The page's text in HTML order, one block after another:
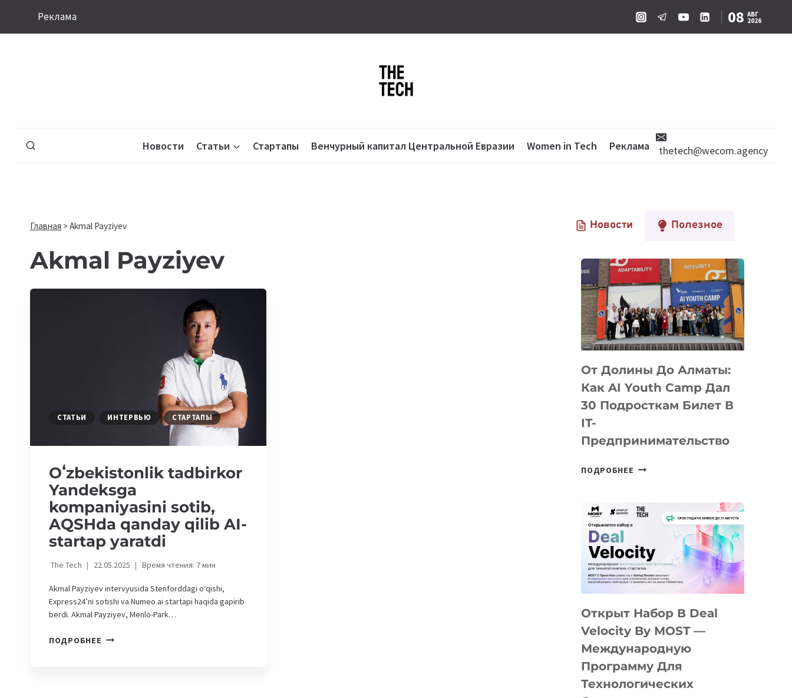
Реклама 08 АВГ
2026
Новости Статьи Стартапы Венчурный капитал Центральной Евразии Women in Tech Реклама thetech@wecom.agency
Главная >Akmal Payziyev
Akmal Payziyev
СТАТЬИ ИНТЕРВЬЮ СТАРТАПЫ
Oʻzbekistonlik tadbirkor
Yandeksga
kompaniyasini sotib,
AQSHda qanday qilib AI-
startap yaratdi
The Tech 22.05.2025 Время чтения: 7мин
Akmal Payziyev intervyusida Stenforddagi oʻqishi,
Express24’ni sotishi va Numeo.ai startapi haqida gapirib
berdi. Akmal Payziyev, Menlo-Park…
ПОДРОБНЕЕ OʻZBEKISTONLIK
Новости Полезное
От Долины До Алматы:
Как AI Youth Camp Дал
30 Подросткам Билет В
IT-
Предпринимательство
ПОДРОБНЕЕ ОТ
АЛМАТЫ:
YOUTH
CAMP
ДАЛ
ПОДРОСТКАМ
БИЛЕТ
IT-
ПРЕДПРИНИМАТЕЛЬСТВО
Открыт Набор В Deal
Velocity By MOST —
Международную
Программу Для
Технологических